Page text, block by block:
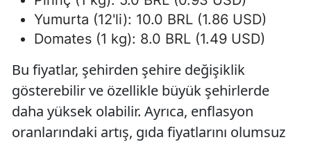
Yumurta (12'li): 10.0 BRL (1.86 USD)
Domates (1 kg): 8.0 BRL (1.49 USD)
Bu fiyatlar, şehirden şehire değişiklik
gösterebilir ve özellikle büyük şehirlerde
daha yüksek olabilir. Ayrıca, enflasyon
oranlarındaki artış, gıda fiyatlarını olumsuz